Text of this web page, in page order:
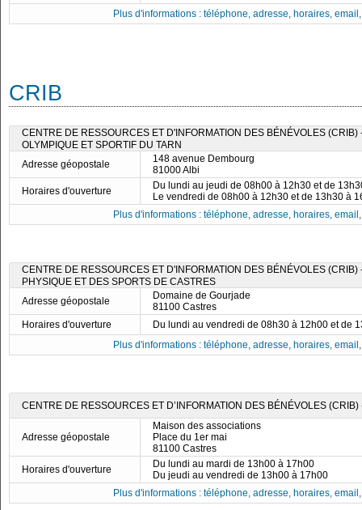
Plus d'informations : téléphone, adresse, horaires,
CRIB
CENTRE DE RESSOURCES ET D'INFORMATION DES BÉNÉVOLES (CRIB)
OLYMPIQUE ET SPORTIF DU TARN
Adresse géopostale
148 avenue Dembourg
81000 Albi
Horaires d'ouverture
Du lundi au jeudi de 08h00 à 12h30 et de
Le vendredi de 08h00 à 12h30 et de 13h30 à
Plus d'informations : téléphone, adresse, horaires,
CENTRE DE RESSOURCES ET D'INFORMATION DES BÉNÉVOLES
PHYSIQUE ET DES SPORTS DE CASTRES
Adresse géopostale
Domaine de Gourjade
81100 Castres
Horaires d'ouverture
Du lundi au vendredi de 08h30 à 12h00 et de
Plus d'informations : téléphone, adresse, horaires,
CENTRE DE RESSOURCES ET D’INFORMATION DES BÉNÉVOLES
Adresse géopostale
Maison des associations
Place du 1er mai
81100 Castres
Horaires d'ouverture
Du lundi au mardi de 13h00 à 17h00
Du jeudi au vendredi de 13h00 à 17h00
Plus d'informations : téléphone, adresse, horaires,